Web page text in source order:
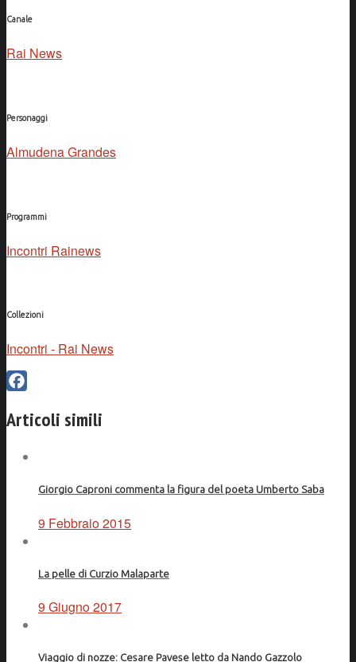
Canale
Rai News
Personaggi
Almudena Grandes
Programmi
Incontri Rainews
Collezioni
Incontri - Rai News
Articoli simili
Giorgio Caproni commenta la figura del poeta Umberto Saba
9 Febbraio 2015
La pelle di Curzio Malaparte
9 Giugno 2017
Viaggio di nozze: Cesare Pavese letto da Nando Gazzolo